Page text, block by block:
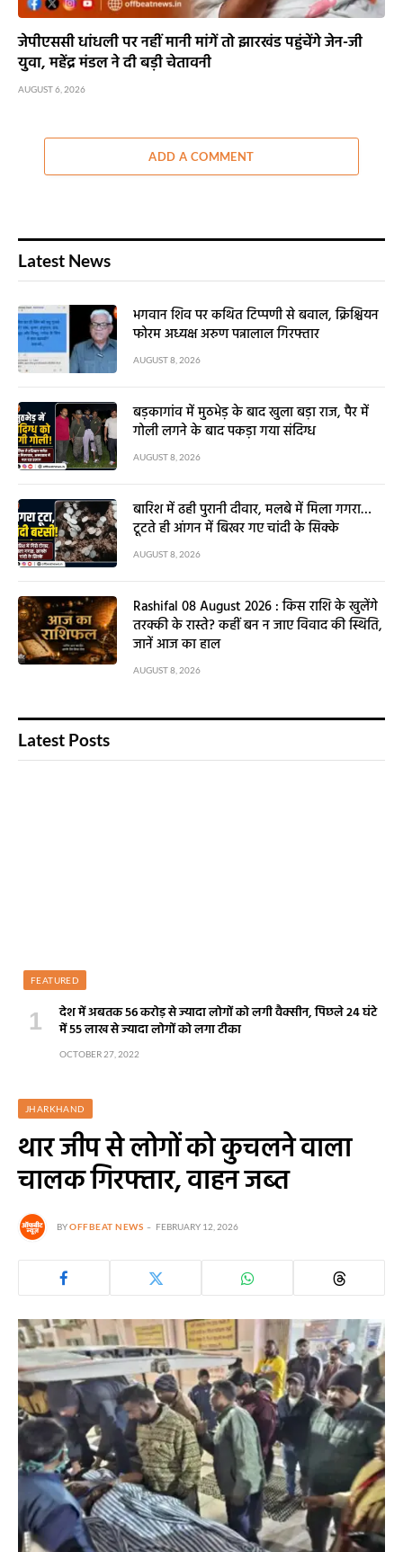
जेपीएससी धांधली पर नहीं मानी मांगें तो झारखंड पहुंचेंगे जेन-जी
युवा, महेंद्र मंडल ने दी बड़ी चेतावनी
AUGUST 6, 2026
ADD A COMMENT
Latest News
भगवान शिव पर कथित टिप्पणी से बवाल, क्रिश्चियन
फोरम अध्यक्ष अरुण पन्नालाल गिरफ्तार
AUGUST 8, 2026
बड़कागांव में मुठभेड़ के बाद खुला बड़ा राज, पैर में
गोली लगने के बाद पकड़ा गया संदिग्ध
AUGUST 8, 2026
बारिश में ढही पुरानी दीवार, मलबे में मिला गगरा…
टूटते ही आंगन में बिखर गए चांदी के सिक्के
AUGUST 8, 2026
Rashifal 08 August 2026 : किस राशि के खुलेंगे
तरक्की के रास्ते? कहीं बन न जाए विवाद की स्थिति,
जानें आज का हाल
AUGUST 8, 2026
Latest Posts
FEATURED
देश में अबतक 56 करोड़ से ज्यादा लोगों को लगी वैक्सीन, पिछले 24 घंटे
में 55 लाख से ज्यादा लोगों को लगा टीका
OCTOBER 27, 2022
JHARKHAND
थार जीप से लोगों को कुचलने वाला
चालक गिरफ्तार, वाहन जब्त
BYOFFBEAT NEWS FEBRUARY 12, 2026